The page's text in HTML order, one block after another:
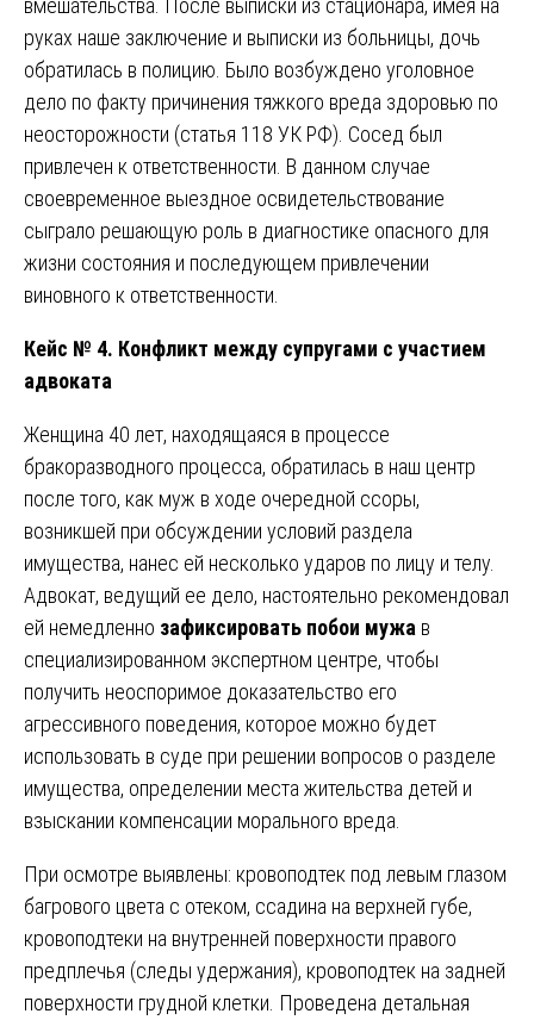
вмешательства. После выписки из стационара, имея на
руках наше заключение и выписки из больницы, дочь
обратилась в полицию. Было возбуждено уголовное
дело по факту причинения тяжкого вреда здоровью по
неосторожности (статья 118 УК РФ). Сосед был
привлечен к ответственности. В данном случае
своевременное выездное освидетельствование
сыграло решающую роль в диагностике опасного для
жизни состояния и последующем привлечении
виновного к ответственности.
Кейс № 4. Конфликт между супругами с участием
адвоката
Женщина 40 лет, находящаяся в процессе
бракоразводного процесса, обратилась в наш центр
после того, как муж в ходе очередной ссоры,
возникшей при обсуждении условий раздела
имущества, нанес ей несколько ударов по лицу и телу.
Адвокат, ведущий ее дело, настоятельно рекомендовал
ей немедленно зафиксировать побои мужа в
специализированном экспертном центре, чтобы
получить неоспоримое доказательство его
агрессивного поведения, которое можно будет
использовать в суде при решении вопросов о разделе
имущества, определении места жительства детей и
взыскании компенсации морального вреда.
При осмотре выявлены: кровоподтек под левым глазом
багрового цвета с отеком, ссадина на верхней губе,
кровоподтеки на внутренней поверхности правого
предплечья (следы удержания), кровоподтек на задней
поверхности грудной клетки. Проведена детальная